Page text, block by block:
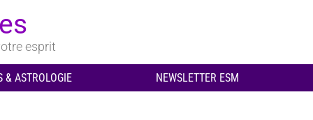
esprit
& ASTROLOGIE NEWSLETTER ESM